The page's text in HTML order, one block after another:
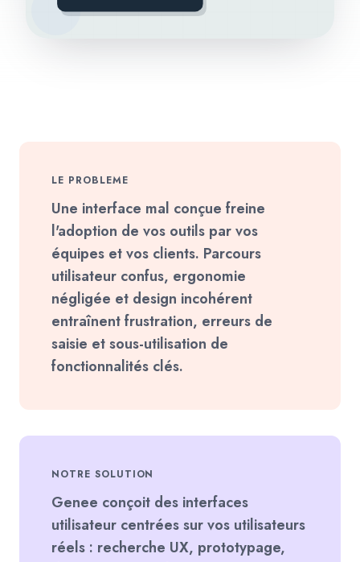
LE PROBLEME
Une interface mal conçue freine
l'adoption de vos outils par vos
équipes et vos clients. Parcours
utilisateur confus, ergonomie
négligée et design incohérent
entraînent frustration, erreurs de
saisie et sous-utilisation de
fonctionnalités clés.
NOTRE SOLUTION
Genee conçoit des interfaces
utilisateur centrées sur vos utilisateurs
réels : recherche UX, prototypage,